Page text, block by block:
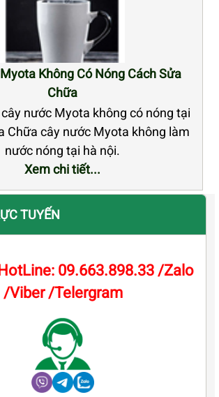
Không Có Nóng Cách Sửa
Chữa
nước Myota không có nóng tại
Chữa cây nước Myota không làm
nước nóng tại hà nội.
Xem chi tiết...
TUYẾN
09.663.898.33 /Zalo
/Viber /Telergram